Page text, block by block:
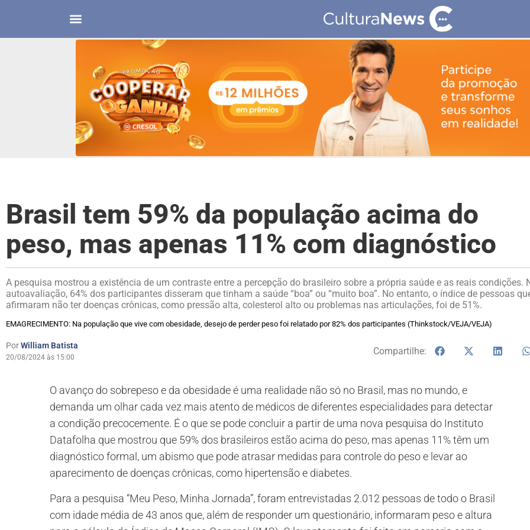
Brasil tem 59% da população acima do
peso, mas apenas 11% com diagnóstico
A pesquisa mostrou a existência de um contraste entre a percepção do brasileiro sobre a própria saúde e as reais condições.
autoavaliação, 64% dos participantes disseram que tinham a saúde “boa” ou “muito boa”. No entanto, o índice de pessoas
afirmaram não ter doenças crônicas, como pressão alta, colesterol alto ou problemas nas articulações, foi de 51%.
EMAGRECIMENTO: Na população que vive com obesidade, desejo de perder peso foi relatado por 82% dos participantes (Thinkstock/VEJA/VEJA)
PorWilliam Batista
20/08/2024 às 15:00
Compartilhe:
O avanço do sobrepeso e da obesidade é uma realidade não só no Brasil, mas no mundo, e
demanda um olhar cada vez mais atento de médicos de diferentes especialidades para detectar
a condição precocemente. É o que se pode concluir a partir de uma nova pesquisa do Instituto
Datafolha que mostrou que 59% dos brasileiros estão acima do peso, mas apenas 11% têm um
diagnóstico formal, um abismo que pode atrasar medidas para controle do peso e levar ao
aparecimento de doenças crônicas, como hipertensão e diabetes.
Para a pesquisa “Meu Peso, Minha Jornada”, foram entrevistadas 2.012 pessoas de todo o Brasil
com idade média de 43 anos que, além de responder um questionário, informaram peso e altura